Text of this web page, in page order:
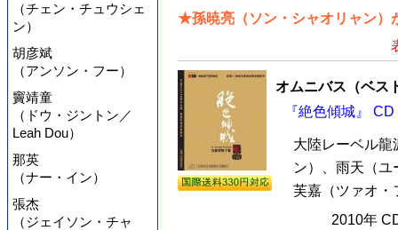
（チェン・チュウシェ
ン）
胡彦斌
（アンソン・フー）
竇靖童
（ドウ・ジントン／
Leah Dou）
那英
（ナー・イン）
張杰
（ジェイソン・チャ
★孫暁亮（ソン・シャオリャン）
オムニバス（ベス
『絶色傾城』
大陸レーベル龍
ン）、雨天（
芙嘉（ツァオ・
2010年